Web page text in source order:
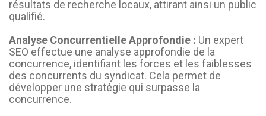
résultats de recherche locaux, attirant ainsi un public
qualifié.
Analyse Concurrentielle Approfondie : Un expert
SEO effectue une analyse approfondie de la
concurrence, identifiant les forces et les faiblesses
des concurrents du syndicat. Cela permet de
développer une stratégie qui surpasse la
concurrence.